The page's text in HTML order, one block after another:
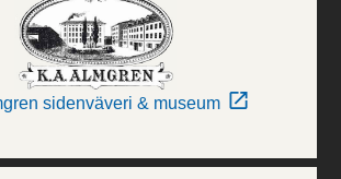
sidenväveri & museum